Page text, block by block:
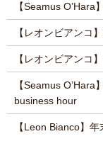
【Seamus
【レオンビアンコ
【レオンビアンコ
【Seamus
business hour
【Leon Bianco】